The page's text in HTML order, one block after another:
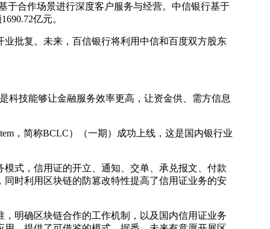
合作场景进行深度客户服务与经营。中信银行基于
亿元。
批复。未来，百信银行将利用中信和百度双方股东
技能够让金融服务效率更高，让资金供、需方信息
，简称BCLC）（一期）成功上线，这是国内银行业
式，信用证的开立、通知、交单、承兑报文、付款
时利用区块链的防篡改特性提高了信用证业务的安
明确区块链合作的工作机制，以及国内信用证业务